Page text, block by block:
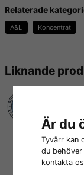
Liknande
För mer info om
dem då påderas
E-Liquids.se
Vi på E-liquids.se
och kunna
köpta och
marknaden.
Vi på E-liquids
A&L högsta
gång de skapar
Relaterade
A&L Koncentrat
Är du
Tyvärr kan
du
kontakta